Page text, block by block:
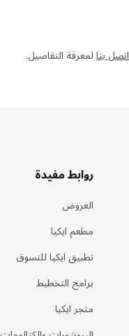
اتصل بنا لمعرفة التفاصيل.
روابط مفيدة
العروض
مطعم ايكيا
تطبيق ايكيا للتسوق
برامج التخطيط
متجر ايكيا